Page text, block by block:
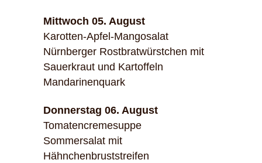
Mittwoch 05. August
Karotten-Apfel-Mangosalat
Nürnberger Rostbratwürstchen mit
Sauerkraut und Kartoffeln
Mandarinenquark
Donnerstag 06. August
Tomatencremesuppe
Sommersalat mit
Hähnchenbruststreifen